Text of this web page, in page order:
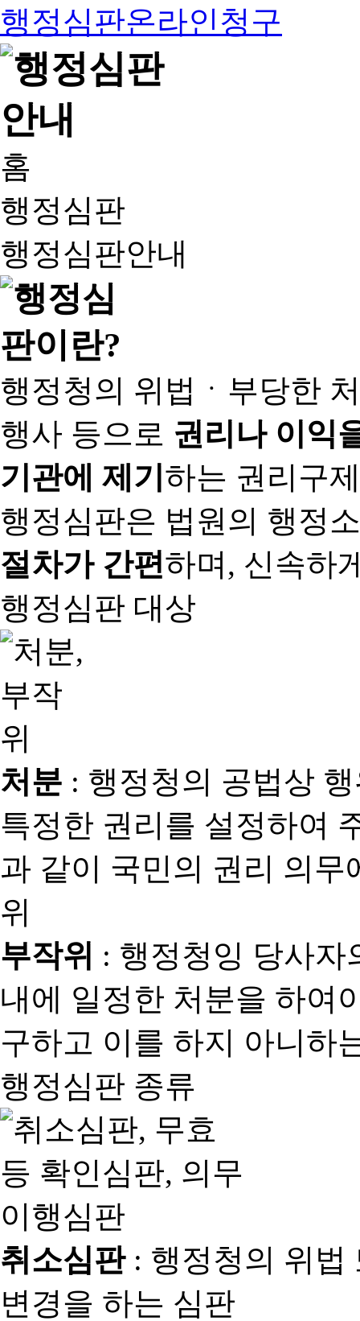
행정심판온라인청구
홈
행정심판
행정심판안내
행정청의 위법ㆍ부당한
행사 등으로 권리나 이익
기관에 제기하는 권리구
행정심판은 법원의 행정
절차가 간편하며, 신속하
행정심판 대상
처분 : 행정청의 공법상
특정한 권리를 설정하여
과 같이 국민의 권리 의
위
부작위 : 행정청잉 당사자
내에 일정한 처분을 하여
구하고 이를 하지 아니하
행정심판 종류
취소심판: 행정청의 위법
변경을 하는 심판